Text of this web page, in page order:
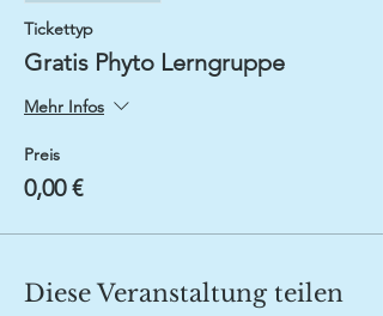
Tickettyp
Gratis Phyto Lerngruppe
Mehr Infos
Preis
0,00 €
Diese Veranstaltung teilen